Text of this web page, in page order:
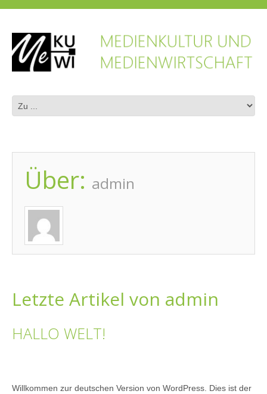
Über: admin
Letzte Artikel von admin
HALLO WELT!
Willkommen zur deutschen Version von WordPress. Dies ist der